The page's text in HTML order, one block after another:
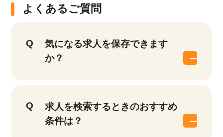
よくあるご質問
気になる求人を保存できます
か？
求人を検索するときのおすすめ
条件は？